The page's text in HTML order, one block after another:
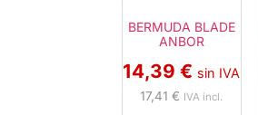
BERMUDA BLADE
ANBOR
14,39€ sin IVA
17,41€ IVA incl.